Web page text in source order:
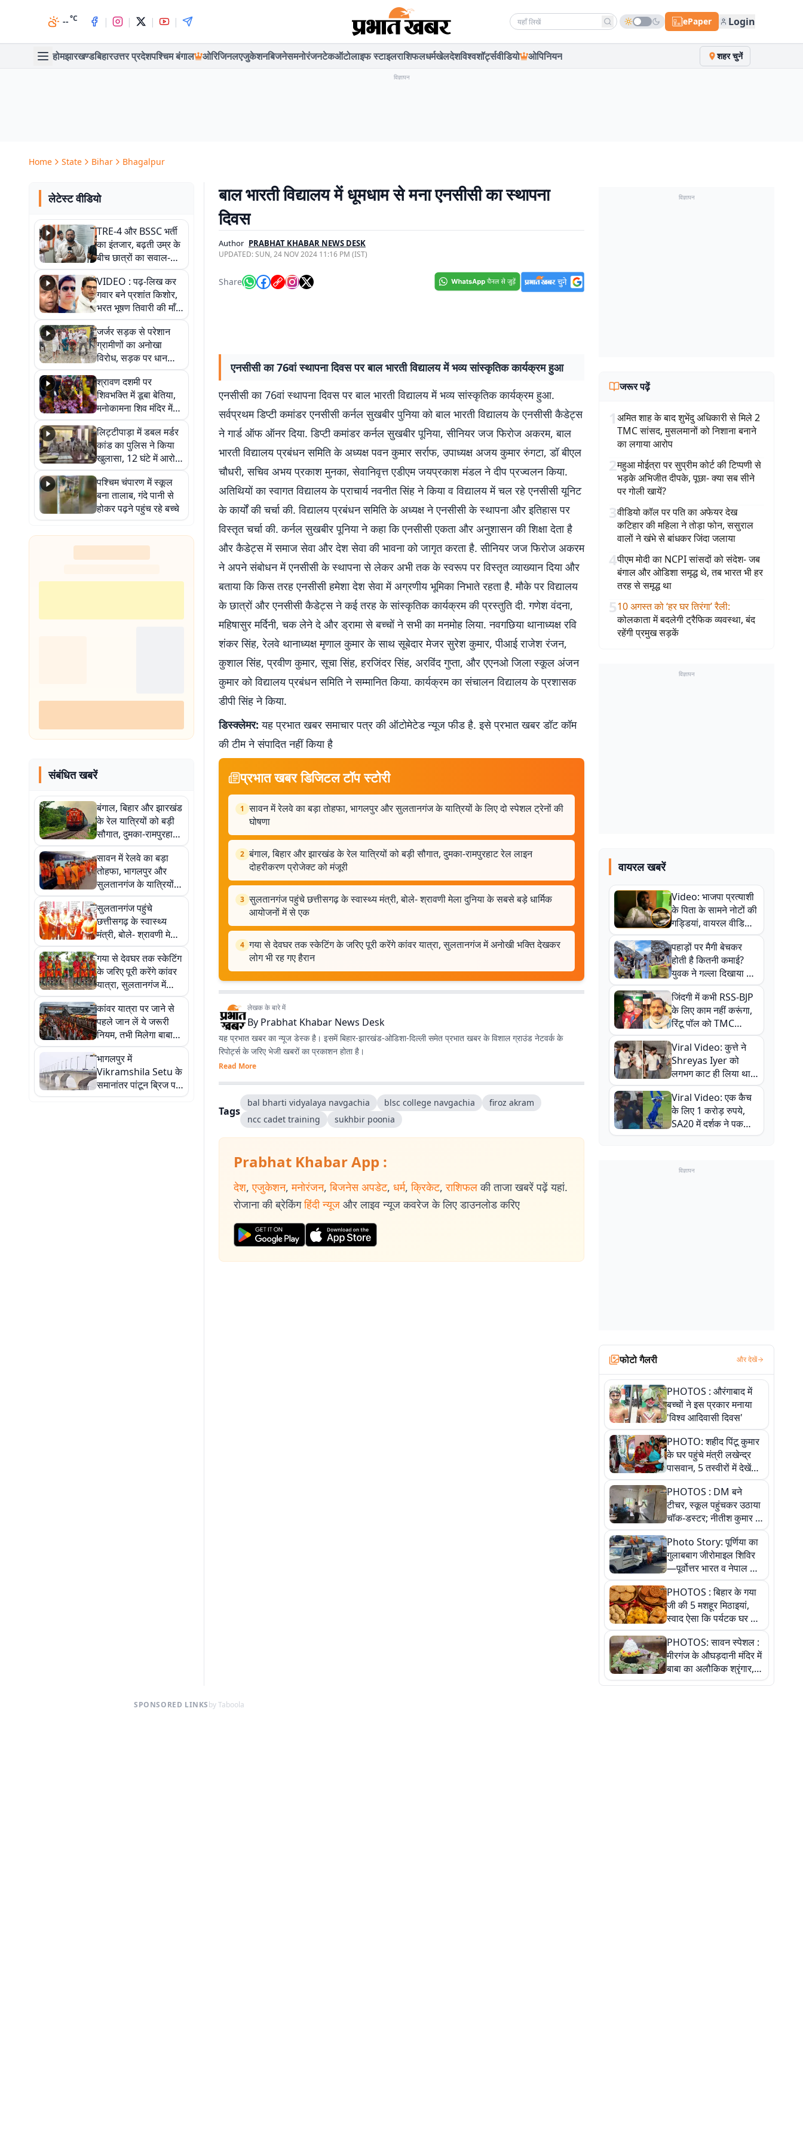
--°C | | | | Search news ePaper Login
होमझारखण्डबिहारउत्तर प्रदेशपश्चिम बंगाल ओरिजिनलएजुकेशनबिजनेसमनोरंजनटेकऑटोलाइफ स्टाइलराशिफलधर्मखेलदेशविश्वशॉर्ट्सवीडियो ओपिनियन शहर चुनें
विज्ञापन
Home State Bihar Bhagalpur
लेटेस्ट वीडियो
TRE-4 और BSSC भर्ती
का इंतजार, बढ़ती उम्र के
बीच छात्रों का सवाल-
आखिर कब आएगी बहाली?
देखें वीडियो
VIDEO : पढ़-लिख कर
गवार बने प्रशांत किशोर,
भरत भूषण तिवारी की माँ ने
कहा नहीं थी उम्मीद, बेटा
था तो किसी को बोलने की
नहीं थी हिम्मत
जर्जर सड़क से परेशान
ग्रामीणों का अनोखा
विरोध, सड़क पर धान
रोपकर और खाद डालकर
जताया आक्रोश
श्रावण दशमी पर
शिवभक्ति में डूबा बेतिया,
मनोकामना शिव मंदिर में
हुआ भव्य श्रृंगार
लिट्टीपाड़ा में डबल मर्डर
कांड का पुलिस ने किया
खुलासा, 12 घंटे में आरोपी
गिरफ्तार
पश्चिम चंपारण में स्कूल
बना तालाब, गंदे पानी से
होकर पढ़ने पहुंच रहे बच्चे
संबंधित खबरें
बंगाल, बिहार और झारखंड
के रेल यात्रियों को बड़ी
सौगात, दुमका-रामपुरहाट
रेल लाइन दोहरीकरण
प्रोजेक्ट को मंजूरी
सावन में रेलवे का बड़ा
तोहफा, भागलपुर और
सुलतानगंज के यात्रियों के
लिए दो स्पेशल ट्रेनों की
घोषणा
सुलतानगंज पहुंचे
छत्तीसगढ़ के स्वास्थ्य
मंत्री, बोले- श्रावणी मेला
दुनिया के सबसे बड़े
धार्मिक आयोजनों में से एक
गया से देवघर तक स्केटिंग
के जरिए पूरी करेंगे कांवर
यात्रा, सुलतानगंज में
अनोखी भक्ति देखकर लोग
भी रह गए हैरान
कांवर यात्रा पर जाने से
पहले जान लें ये जरूरी
नियम, तभी मिलेगा बाबा
बैद्यनाथ का आशीर्वाद
भागलपुर में
Vikramshila Setu के
समानांतर पांटून ब्रिज पर
अभी नहीं लगी मुहर,
बाल भारती विद्यालय में धूमधाम से मना एनसीसी का स्थापना
दिवस
Author PRABHAT KHABAR NEWS DESK
UPDATED:SUN, 24 NOV 2024 11:16 PM (IST)
Share
एनसीसी का 76वां स्थापना दिवस पर बाल भारती विद्यालय में भव्य सांस्कृतिक कार्यक्रम हुआ
एनसीसी का 76वां स्थापना दिवस पर बाल भारती विद्यालय में भव्य सांस्कृतिक कार्यक्रम हुआ.
सर्वप्रथम डिप्टी कमांडर एनसीसी कर्नल सुखबीर पुनिया को बाल भारती विद्यालय के एनसीसी कैडेट्स
ने गार्ड ऑफ ऑनर दिया. डिप्टी कमांडर कर्नल सुखबीर पूनिया, सीनियर जज फिरोज अकरम, बाल
भारती विद्यालय प्रबंधन समिति के अध्यक्ष पवन कुमार सर्राफ, उपाध्यक्ष अजय कुमार रुंगटा, डॉ बीएल
चौधरी, सचिव अभय प्रकाश मुनका, सेवानिवृत्त एडीएम जयप्रकाश मंडल ने दीप प्रज्वलन किया.
अतिथियों का स्वागत विद्यालय के प्राचार्य नवनीत सिंह ने किया व विद्यालय में चल रहे एनसीसी यूनिट
के कार्यों की चर्चा की. विद्यालय प्रबंधन समिति के अध्यक्ष ने एनसीसी के स्थापना और इतिहास पर
विस्तृत चर्चा की. कर्नल सुखबीर पूनिया ने कहा कि एनसीसी एकता और अनुशासन की शिक्षा देता है
और कैडेट्स में समाज सेवा और देश सेवा की भावना को जागृत करता है. सीनियर जज फिरोज अकरम
ने अपने संबोधन में एनसीसी के स्थापना से लेकर अभी तक के स्वरूप पर विस्तृत व्याख्यान दिया और
बताया कि किस तरह एनसीसी हमेशा देश सेवा में अग्रणीय भूमिका निभाते रहता है. मौके पर विद्यालय
के छात्रों और एनसीसी कैडेट्स ने कई तरह के सांस्कृतिक कार्यक्रम की प्रस्तुति दी. गणेश वंदना,
महिषासुर मर्दिनी, चक लेने दे और ड्रामा से बच्चों ने सभी का मनमोह लिया. नवगछिया थानाध्यक्ष रवि
शंकर सिंह, रेलवे थानाध्यक्ष मृणाल कुमार के साथ सूबेदार मेजर सुरेश कुमार, पीआई राजेश रंजन,
कुशाल सिंह, प्रवीण कुमार, सूचा सिंह, हरजिंदर सिंह, अरविंद गुप्ता, और एएनओ जिला स्कूल अंजन
कुमार को विद्यालय प्रबंधन समिति ने सम्मानित किया. कार्यक्रम का संचालन विद्यालय के प्रशासक
डीपी सिंह ने किया.
डिस्क्लेमर: यह प्रभात खबर समाचार पत्र की ऑटोमेटेड न्यूज फीड है. इसे प्रभात खबर डॉट कॉम
की टीम ने संपादित नहीं किया है
प्रभात खबर डिजिटल टॉप स्टोरी
1 सावन में रेलवे का बड़ा तोहफा, भागलपुर और सुलतानगंज के यात्रियों के लिए दो स्पेशल ट्रेनों की
घोषणा
2 बंगाल, बिहार और झारखंड के रेल यात्रियों को बड़ी सौगात, दुमका-रामपुरहाट रेल लाइन
दोहरीकरण प्रोजेक्ट को मंजूरी
3 सुलतानगंज पहुंचे छत्तीसगढ़ के स्वास्थ्य मंत्री, बोले- श्रावणी मेला दुनिया के सबसे बड़े धार्मिक
आयोजनों में से एक
4 गया से देवघर तक स्केटिंग के जरिए पूरी करेंगे कांवर यात्रा, सुलतानगंज में अनोखी भक्ति देखकर
लोग भी रह गए हैरान
लेखक के बारे में
By Prabhat Khabar News Desk
यह प्रभात खबर का न्यूज डेस्क है। इसमें बिहार-झारखंड-ओडिशा-दिल्‍ली समेत प्रभात खबर के विशाल ग्राउंड नेटवर्क के
रिपोर्ट्स के जरिए भेजी खबरों का प्रकाशन होता है।
Read More
Tags
bal bharti vidyalaya navgachia blsc college navgachia
firoz akram
ncc cadet training
sukhbir poonia
Prabhat Khabar App :
देश, एजुकेशन, मनोरंजन, बिजनेस अपडेट, धर्म, क्रिकेट, राशिफल की ताजा खबरें पढ़ें यहां.
रोजाना की ब्रेकिंग हिंदी न्यूज और लाइव न्यूज कवरेज के लिए डाउनलोड करिए
विज्ञापन
जरूर पढ़ें
1अमित शाह के बाद शुभेंदु अधिकारी से मिले 2
TMC सांसद, मुसलमानों को निशाना बनाने
का लगाया आरोप
2महुआ मोईत्रा पर सुप्रीम कोर्ट की टिप्पणी से
भड़के अभिजीत दीपके, पूछा- क्या सब सीने
पर गोली खायें?
3वीडियो कॉल पर पति का अफेयर देख
कटिहार की महिला ने तोड़ा फोन, ससुराल
वालों ने खंभे से बांधकर जिंदा जलाया
4पीएम मोदी का NCPI सांसदों को संदेश- जब
बंगाल और ओडिशा समृद्ध थे, तब भारत भी हर
तरह से समृद्ध था
510 अगस्त को ‘हर घर तिरंगा’ रैली:
कोलकाता में बदलेगी ट्रैफिक व्यवस्था, बंद
रहेंगी प्रमुख सड़कें
विज्ञापन
वायरल खबरें
Video: भाजपा प्रत्याशी
के पिता के सामने नोटों की
गड्डियां, वायरल वीडियो
से राजनीति में उबाल,
अजित महतो बोले- TMC
की गंदी चाल
पहाड़ों पर मैगी बेचकर
होती है कितनी कमाई?
युवक ने गल्ला दिखाया तो
नौकरी वालों के खड़े हो गए
कान
जिंदगी में कभी RSS-BJP
के लिए काम नहीं करूंगा,
रिंटू पॉल को TMC
ऑफिस में ले जाकर पीटा,
Video वायरल
Viral Video: कुत्ते ने
Shreyas Iyer को
लगभग काट ही लिया था,
न्यूजीलैंड सीरीज से पहले
बाल-बाल बचे
Viral Video: एक कैच
के लिए 1 करोड़ रुपये,
SA20 में दर्शक ने पकड़ा
एक हाथ से गजब का कैच
विज्ञापन
फोटो गैलरी और देखें
PHOTOS : औरंगाबाद में
बच्चों ने इस प्रकार मनाया
'विश्व आदिवासी दिवस'
PHOTO: शहीद पिंटू कुमार
के घर पहुंचे मंत्री लखेन्द्र
पासवान, 5 तस्वीरों में देखें
उस भावुक पल की पूरी
कहानी
PHOTOS : DM बने
टीचर, स्कूल पहुंचकर उठाया
चॉक-डस्टर; नीतीश कुमार के
इस चहेते अधिकारी को
जानिए
Photo Story: पूर्णिया का
गुलाबबाग जीरोमाइल शिविर
—पूर्वोत्तर भारत व नेपाल के
कांवरियों का प्रमुख सेवा धाम
PHOTOS : बिहार के गया
जी की 5 मशहूर मिठाइयां,
स्वाद ऐसा कि पर्यटक घर ले
जाना नहीं भूलते, तस्वीरों में
देखें
PHOTOS: सावन स्पेशल :
मीरगंज के औघड़दानी मंदिर में
बाबा का अलौकिक श्रृंगार,
तस्वीरों में देखें महादेव के कई
SPONSORED LINKSby Taboola